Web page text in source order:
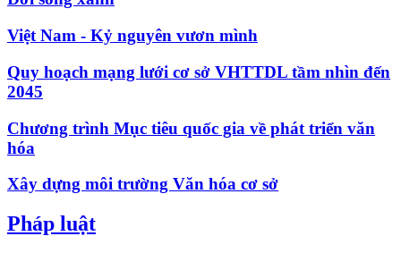
Việt Nam - Kỷ nguyên vươn mình
Quy hoạch mạng lưới cơ sở VHTTDL tầm nhìn đến
2045
Chương trình Mục tiêu quốc gia về phát triển văn
hóa
Xây dựng môi trường Văn hóa cơ sở
Pháp luật